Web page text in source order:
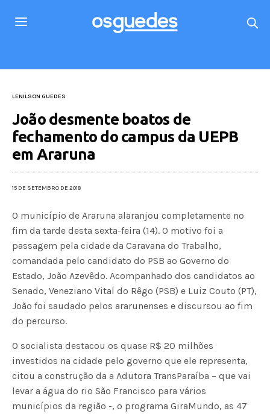
LENILSON GUEDES
João desmente boatos de
fechamento do campus da UEPB
em Araruna
15 DE SETEMBRO DE 2018
O município de Araruna alaranjou completamente no
fim da tarde desta sexta-feira (14). O motivo foi a
passagem pela cidade da Caravana do Trabalho,
comandada pelo candidato do PSB ao Governo do
Estado, João Azevêdo. Acompanhado dos candidatos ao
Senado, Veneziano Vital do Rêgo (PSB) e Luiz Couto (PT),
João foi saudado pelos ararunenses e discursou ao fim
do percurso.
O socialista destacou os quase R$ 20 milhões
investidos na cidade pelo governo que ele representa,
citou a construção da a Adutora TransParaíba – que vai
levar a água do rio São Francisco para vários
municípios da região -, o programa GiraMundo, as 47